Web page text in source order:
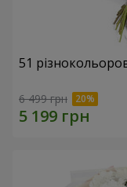
51
6 499 грн